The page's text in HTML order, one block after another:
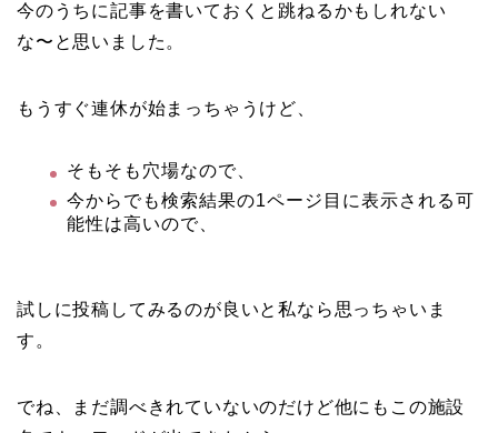
今のうちに記事を書いておくと跳ねるかもしれない
な〜と思いました。
もうすぐ連休が始まっちゃうけど、
そもそも穴場なので、
今からでも検索結果の1ページ目に表示される可
能性は高いので、
試しに投稿してみるのが良いと私なら思っちゃいま
す。
でね、まだ調べきれていないのだけど他にもこの施設